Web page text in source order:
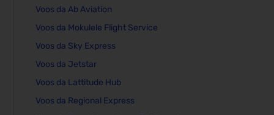
Voos da Ab Aviation
Voos da Mokulele Flight Service
Voos da Sky Express
Voos da Jetstar
Voos da Lattitude Hub
Voos da Regional Express